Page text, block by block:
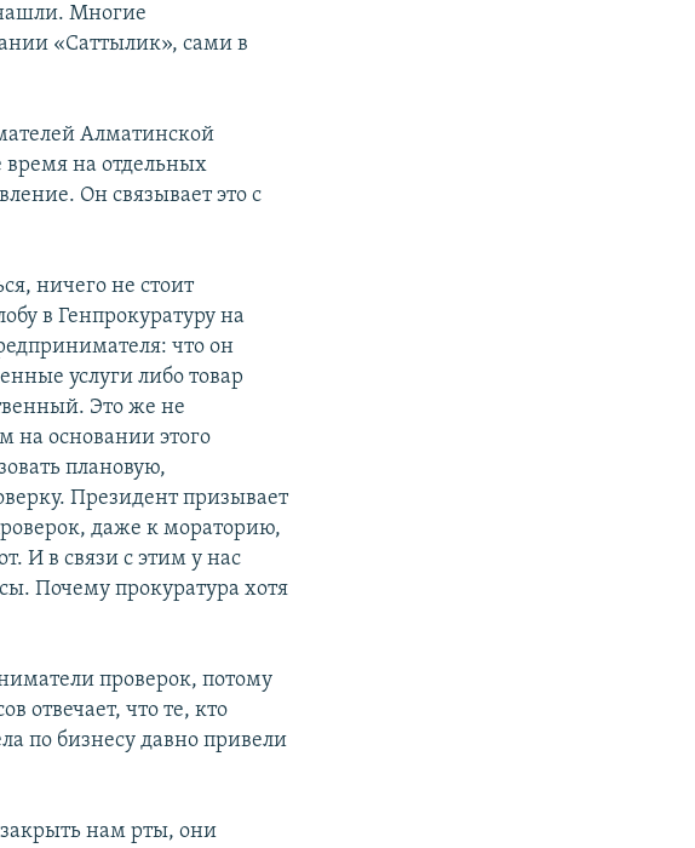
Многие
«Саттылик», сами в
Алматинской
время на отдельных
Он связывает это с
ничего не стоит
в Генпрокуратуру на
что он
услуги либо товар
Это же не
на основании этого
плановую,
Президент призывает
даже к мораторию,
И в связи с этим у нас
Почему прокуратура хотя
проверок, потому
отвечает, что те, кто
по бизнесу давно привели
нам рты, они